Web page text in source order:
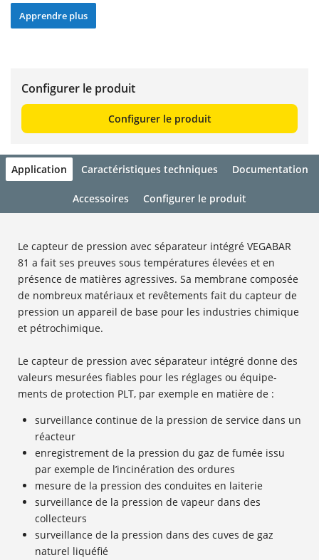
Apprendre plus
Configurer le produit
Configurer le produit
Application Caractéristiques techniques Documentation
Accessoires Configurer le produit
Le capteur de pression avec séparateur intégré VEGABAR
81 a fait ses preuves sous températures élevées et en
présence de matières agressives. Sa membrane composée
de nombreux matériaux et revêtements fait du capteur de
pression un appareil de base pour les industries chimique
et pétrochimique.
Le capteur de pression avec séparateur intégré donne des
valeurs mesurées fiables pour les réglages ou équipe-
ments de protection PLT, par exemple en matière de :
surveillance continue de la pression de service dans un
réacteur
enregistrement de la pression du gaz de fumée issu
par exemple de l’incinération des ordures
mesure de la pression des conduites en laiterie
surveillance de la pression de vapeur dans des
collecteurs
surveillance de la pression dans des cuves de gaz
naturel liquéfié